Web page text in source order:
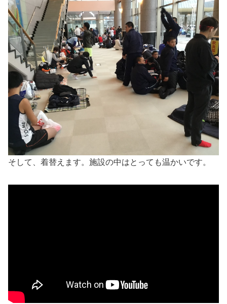
そして、着替えます。施設の中はとっても温かいです。